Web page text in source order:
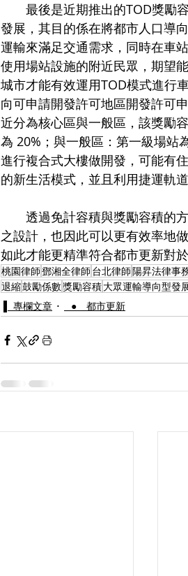
最後是近期推出的TOD獎勵
發展，其目的係在將都市人口導
運輸來滿足交通需求，同時在車
使用場站設施的附近民眾，期望
城市才能有效運用TOD模式進行
向可申請開發許可地區開發許可
近分為核心區與一般區，該獎勵
為 20%；與一般區：第一級場站
進行複合式大樓做開發，可能有
的新生活模式，並且利用捷運軌
透過免計容積與獎勵容積的方
之設計，也因此可以更有效率地
如此才能更精準符合都市更新對
桃園律師鄧湘全律師 台北律師陽昇法律事
退縮鼓勵係數獎勵容積大眾運輸導向型發
▌ 專欄文章
⠀● 都市更新